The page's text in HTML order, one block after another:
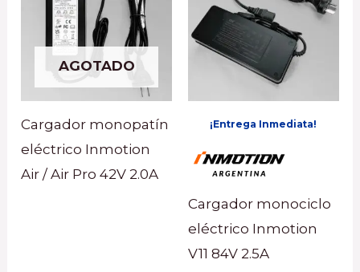
AGOTADO
Cargador monopatín
eléctrico Inmotion
Air / Air Pro 42V 2.0A
¡Entrega Inmediata!
Cargador monociclo
eléctrico Inmotion
V11 84V 2.5A